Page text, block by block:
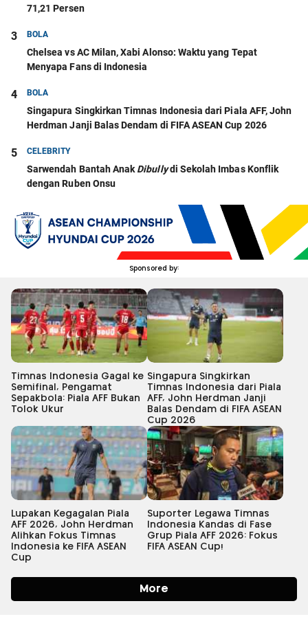
71,21 Persen
3 BOLA
Chelsea vs AC Milan, Xabi Alonso: Waktu yang Tepat
Menyapa Fans di Indonesia
4 BOLA
Singapura Singkirkan Timnas Indonesia dari Piala AFF, John
Herdman Janji Balas Dendam di FIFA ASEAN Cup 2026
5 CELEBRITY
Sarwendah Bantah AnakDibullydi Sekolah Imbas Konflik
dengan Ruben Onsu